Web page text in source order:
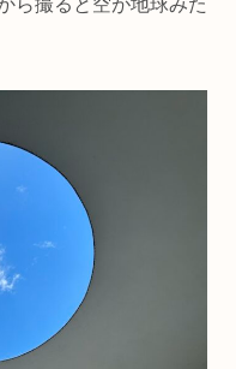
ら撮ると空が地球みた